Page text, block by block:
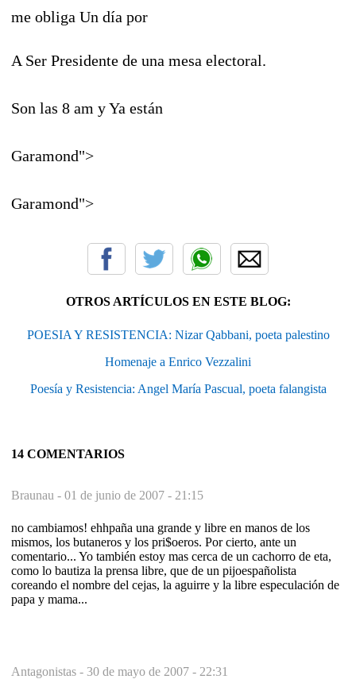
me obliga Un día por
A Ser Presidente de una mesa electoral.
Son las 8 am y Ya están
Garamond">
Garamond">
OTROS ARTÍCULOS EN ESTE BLOG:
POESIA Y RESISTENCIA: Nizar Qabbani, poeta palestino
Homenaje a Enrico Vezzalini
Poesía y Resistencia: Angel María Pascual, poeta falangista
14 COMENTARIOS
Braunau - 01 de junio de 2007 - 21:15
no cambiamos! ehhpaña una grande y libre en manos de los
mismos, los butaneros y los pri$oeros. Por cierto, ante un
comentario... Yo también estoy mas cerca de un cachorro de eta,
como lo bautiza la prensa libre, que de un pijoespañolista
coreando el nombre del cejas, la aguirre y la libre especulación de
papa y mama...
Antagonistas - 30 de mayo de 2007 - 22:31